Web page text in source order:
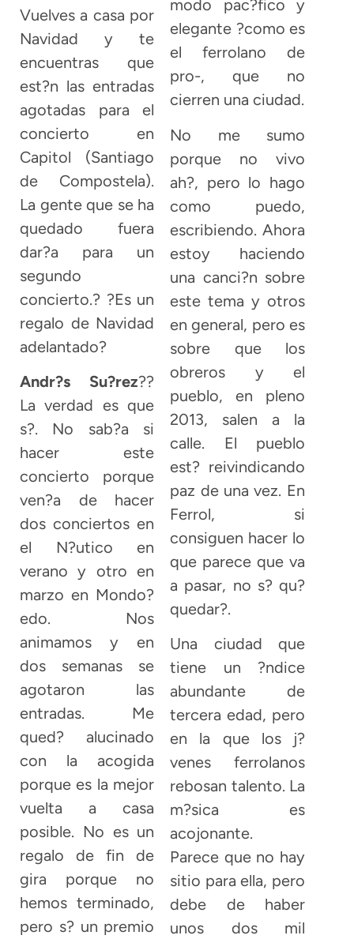
Vuelves a casa por
Navidad y te
encuentras que
est?n las entradas
agotadas para el
concierto en
Capitol (Santiago
de Compostela).
La gente que se ha
quedado fuera
dar?a para un
segundo
concierto.? ?Es un
regalo de Navidad
adelantado?
Andr?s Su?rez??
La verdad es que
s?. No sab?a si
hacer este
concierto porque
ven?a de hacer
dos conciertos en
el N?utico en
verano y otro en
marzo en Mondo?
edo. Nos
animamos y en
dos semanas se
agotaron las
entradas. Me
qued? alucinado
con la acogida
porque es la mejor
vuelta a casa
posible. No es un
regalo de fin de
gira porque no
hemos terminado,
pero s? un premio
modo pac?fico y
elegante ?como es
el ferrolano de
pro-, que no
cierren una ciudad.
No me sumo
porque no vivo
ah?, pero lo hago
como puedo,
escribiendo. Ahora
estoy haciendo
una canci?n sobre
este tema y otros
en general, pero es
sobre que los
obreros y el
pueblo, en pleno
2013, salen a la
calle. El pueblo
est? reivindicando
paz de una vez. En
Ferrol, si
consiguen hacer lo
que parece que va
a pasar, no s? qu?
quedar?.
Una ciudad que
tiene un ?ndice
abundante de
tercera edad, pero
en la que los j?
venes ferrolanos
rebosan talento. La
m?sica es
acojonante.
Parece que no hay
sitio para ella, pero
debe de haber
unos dos mil